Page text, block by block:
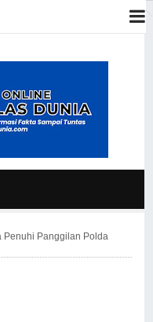
Penuhi Panggilan Polda